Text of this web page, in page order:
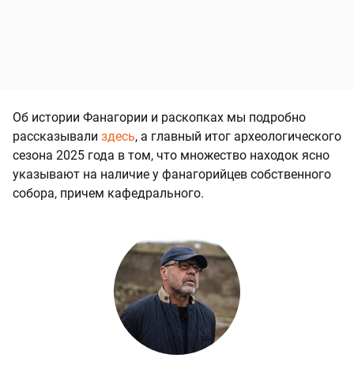
Об истории Фанагории и раскопках мы подробно
рассказывали здесь, а главный итог археологического
сезона 2025 года в том, что множество находок ясно
указывают на наличие у фанагорийцев собственного
собора, причем кафедрального.